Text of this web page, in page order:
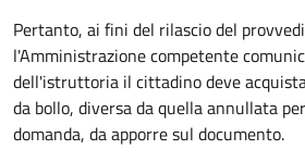
Pertanto, ai fini del rilascio del
l'Amministrazione competente
dell'istruttoria il cittadino deve
da bollo, diversa da quella annullata
domanda, da apporre sul documento.